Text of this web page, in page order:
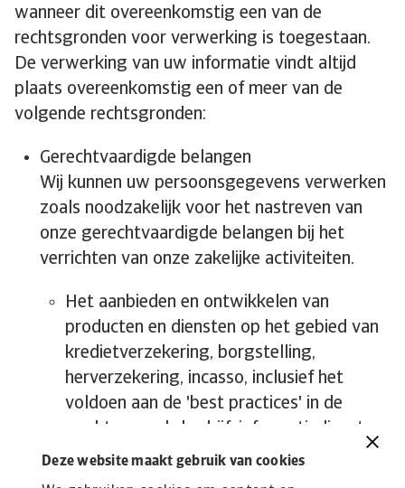
Deze website maakt gebruik van cookies
wanneer dit overeenkomstig een van de
rechtsgronden voor verwerking is toegestaan.
De verwerking van uw informatie vindt altijd
plaats overeenkomstig een of meer van de
volgende rechtsgronden:
Gerechtvaardigde belangen
​Wij kunnen uw persoonsgegevens verwerken
zoals noodzakelijk voor het nastreven van
onze gerechtvaardigde belangen bij het
verrichten van onze zakelijke activiteiten.
Het aanbieden en ontwikkelen van
producten en diensten op het gebied van
kredietverzekering, borgstelling,
herverzekering, incasso, inclusief het
voldoen aan de 'best practices' in de
markt, evenals bedrijfsinformatiediensten,
die bedrijven over de hele wereld inzicht
bieden in en bescherming bieden tegen de